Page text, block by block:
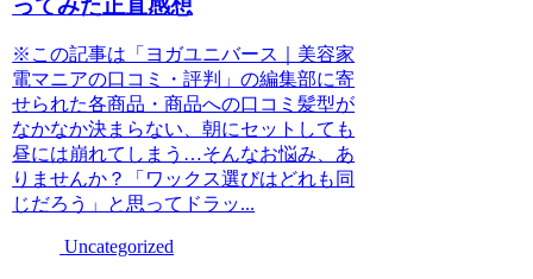
※この記事は「ヨガユニバース｜美容家
電マニアの口コミ・評判」の編集部に寄
せられた各商品・商品への口コミ髪型が
なかなか決まらない、朝にセットしても
昼には崩れてしまう…そんなお悩み、あ
りませんか？「ワックス選びはどれも同
じだろう」と思ってドラッ...
Uncategorized